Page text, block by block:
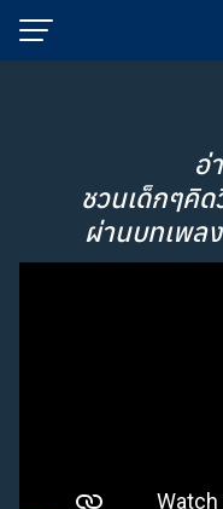
Skip
อ่
ชวนเด็กๆคิด
ผ่านบทเพล